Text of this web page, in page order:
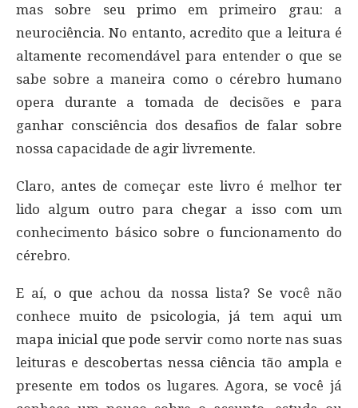
mas sobre seu primo em primeiro grau: a
neurociência. No entanto, acredito que a leitura é
altamente recomendável para entender o que se
sabe sobre a maneira como o cérebro humano
opera durante a tomada de decisões e para
ganhar consciência dos desafios de falar sobre
nossa capacidade de agir livremente.
Claro, antes de começar este livro é melhor ter
lido algum outro para chegar a isso com um
conhecimento básico sobre o funcionamento do
cérebro.
E aí, o que achou da nossa lista? Se você não
conhece muito de psicologia, já tem aqui um
mapa inicial que pode servir como norte nas suas
leituras e descobertas nessa ciência tão ampla e
presente em todos os lugares. Agora, se você já